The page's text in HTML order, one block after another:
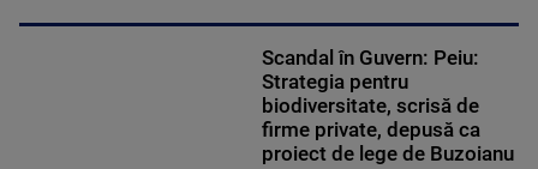
Scandal în Guvern: Peiu:
Strategia pentru
biodiversitate, scrisă de
firme private, depusă ca
proiect de lege de Buzoianu